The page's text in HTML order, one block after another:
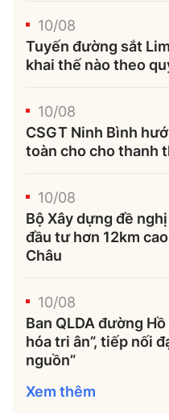
10/08
Tuyến đường sắt
khai thế nào theo
10/08
CSGT Ninh Bình
toàn cho cho thanh
10/08
Bộ Xây dựng đề
đầu tư hơn 12km
Châu
10/08
Ban QLDA đường
hóa tri ân”, tiếp nối
nguồn”
Xem thêm